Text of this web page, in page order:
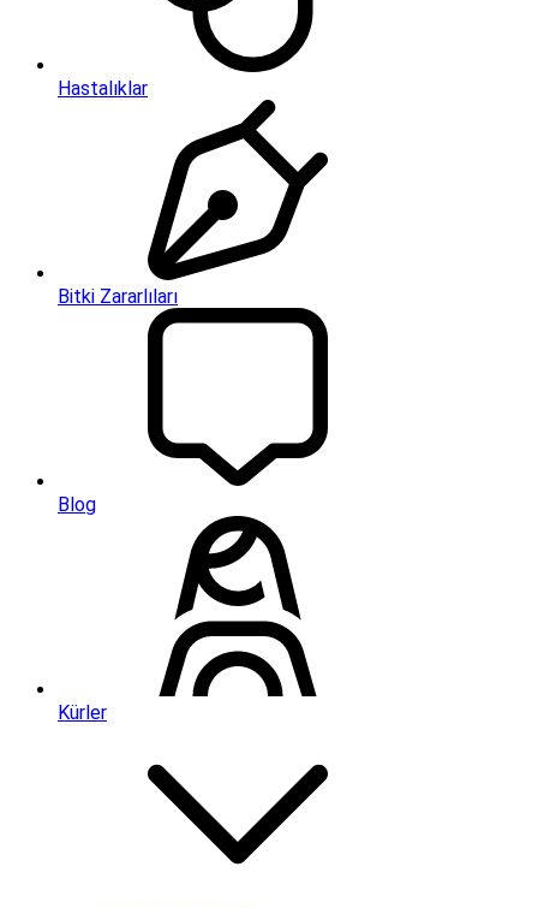
Hastalıklar
Bitki Zararlıları
Blog
Kürler